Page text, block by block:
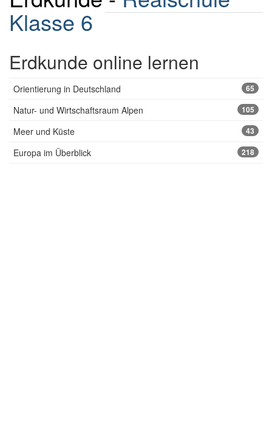
Klasse 6
Erdkunde online lernen
Orientierung in Deutschland 65
Natur- und Wirtschaftsraum Alpen 105
Meer und Küste 43
Europa im Überblick 218